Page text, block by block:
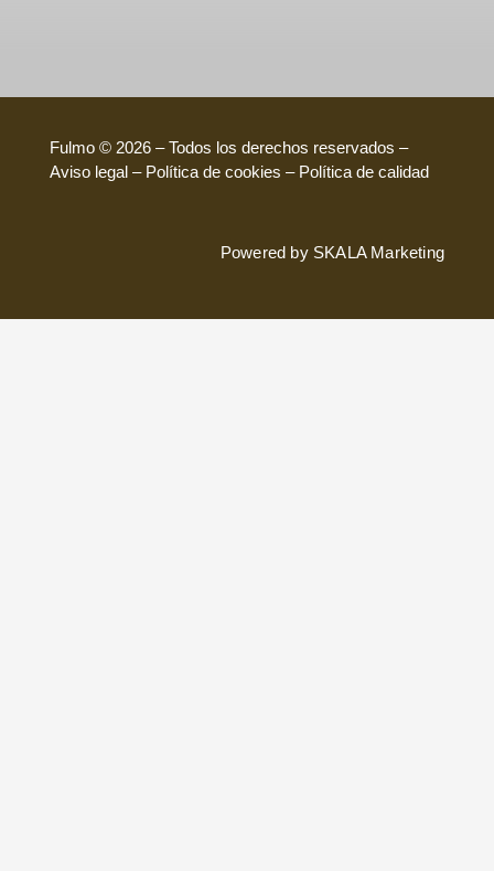
Fulmo © 2026 – Todos los derechos reservados –
Aviso legal – Política de cookies – Política de calidad
Powered by SKALA Marketing